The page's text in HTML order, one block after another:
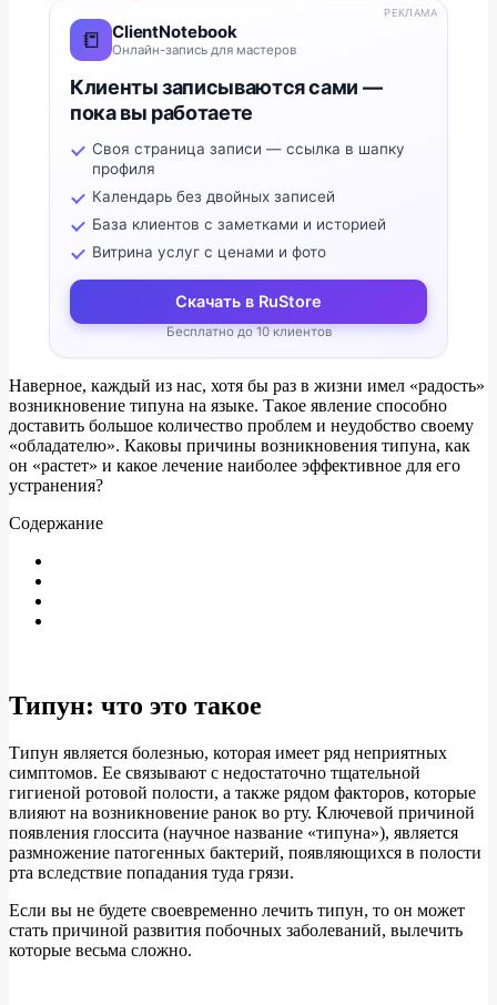
📒 ClientNotebook
Онлайн-запись для мастеров
Клиенты записываются сами —
пока вы работаете
Своя страница записи — ссылка в шапку
профиля
Календарь без двойных записей
База клиентов с заметками и историей
Витрина услуг с ценами и фото
Скачать в RuStore
Бесплатно до 10 клиентов
РЕКЛАМА
Наверное, каждый из нас, хотя бы раз в жизни имел «радость»
возникновение типуна на языке. Такое явление способно
доставить большое количество проблем и неудобство своему
«обладателю». Каковы причины возникновения типуна, как
он «растет» и какое лечение наиболее эффективное для его
устранения?
Содержание
Типун: что это такое
Типун является болезнью, которая имеет ряд неприятных
симптомов. Ее связывают с недостаточно тщательной
гигиеной ротовой полости, а также рядом факторов, которые
влияют на возникновение ранок во рту. Ключевой причиной
появления глоссита (научное название «типуна»), является
размножение патогенных бактерий, появляющихся в полости
рта вследствие попадания туда грязи.
Если вы не будете своевременно лечить типун, то он может
стать причиной развития побочных заболеваний, вылечить
которые весьма сложно.